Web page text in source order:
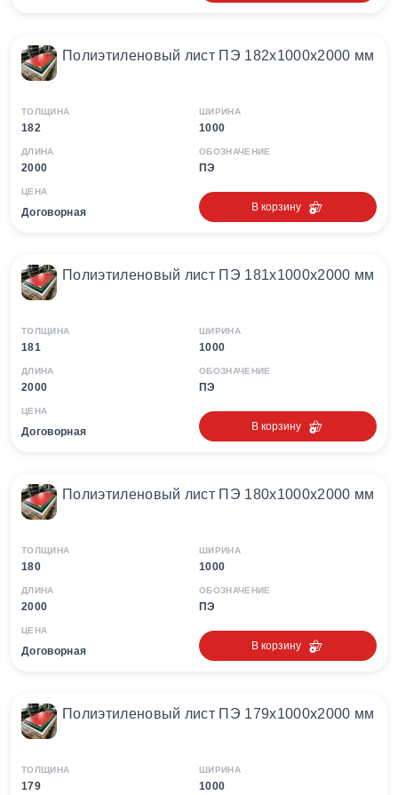
Полиэтиленовый лист ПЭ 182х1000х2000 мм
ТОЛЩИНА
182
ШИРИНА
1000
ДЛИНА
2000
ОБОЗНАЧЕНИЕ
ПЭ
ЦЕНА
Договорная В корзину
Полиэтиленовый лист ПЭ 181х1000х2000 мм
ТОЛЩИНА
181
ШИРИНА
1000
ДЛИНА
2000
ОБОЗНАЧЕНИЕ
ПЭ
ЦЕНА
Договорная В корзину
Полиэтиленовый лист ПЭ 180х1000х2000 мм
ТОЛЩИНА
180
ШИРИНА
1000
ДЛИНА
2000
ОБОЗНАЧЕНИЕ
ПЭ
ЦЕНА
Договорная В корзину
Полиэтиленовый лист ПЭ 179х1000х2000 мм
ТОЛЩИНА
179
ШИРИНА
1000